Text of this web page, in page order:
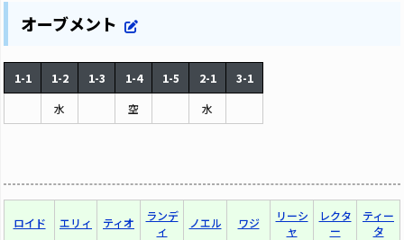
オーブメント
1-1 1-2 1-3 1-4 1-5 2-1
3-1
水
空 水
ロイド エリィ ティオ
ランデ
ィ
ノエル ワジ
リーシ
ャ
レクタ
ー
ティー
タ